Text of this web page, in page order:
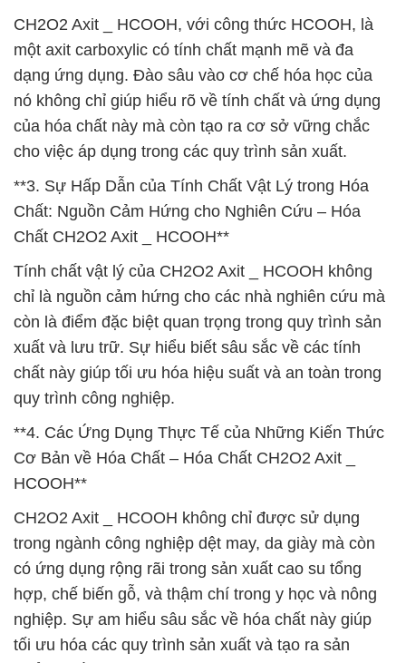
CH2O2 Axit _ HCOOH, với công thức HCOOH, là
một axit carboxylic có tính chất mạnh mẽ và đa
dạng ứng dụng. Đào sâu vào cơ chế hóa học của
nó không chỉ giúp hiểu rõ về tính chất và ứng dụng
của hóa chất này mà còn tạo ra cơ sở vững chắc
cho việc áp dụng trong các quy trình sản xuất.
**3. Sự Hấp Dẫn của Tính Chất Vật Lý trong Hóa
Chất: Nguồn Cảm Hứng cho Nghiên Cứu – Hóa
Chất CH2O2 Axit _ HCOOH**
Tính chất vật lý của CH2O2 Axit _ HCOOH không
chỉ là nguồn cảm hứng cho các nhà nghiên cứu mà
còn là điểm đặc biệt quan trọng trong quy trình sản
xuất và lưu trữ. Sự hiểu biết sâu sắc về các tính
chất này giúp tối ưu hóa hiệu suất và an toàn trong
quy trình công nghiệp.
**4. Các Ứng Dụng Thực Tế của Những Kiến Thức
Cơ Bản về Hóa Chất – Hóa Chất CH2O2 Axit _
HCOOH**
CH2O2 Axit _ HCOOH không chỉ được sử dụng
trong ngành công nghiệp dệt may, da giày mà còn
có ứng dụng rộng rãi trong sản xuất cao su tổng
hợp, chế biến gỗ, và thậm chí trong y học và nông
nghiệp. Sự am hiểu sâu sắc về hóa chất này giúp
tối ưu hóa các quy trình sản xuất và tạo ra sản